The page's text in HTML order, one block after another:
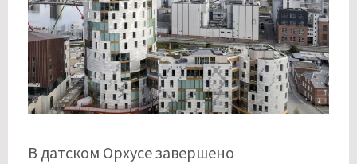
В датском Орхусе завершено